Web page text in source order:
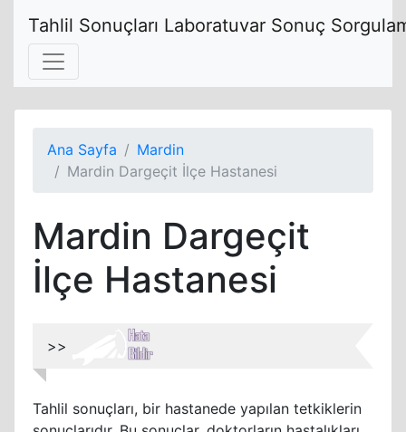
Tahlil Sonuçları Laboratuvar Sonuç
Ana Sayfa
Mardin
Mardin Dargeçit İlçe Hastanesi
Mardin Dargeçit
İlçe Hastanesi
>>
Tahlil sonuçları, bir hastanede yapılan tetkiklerin